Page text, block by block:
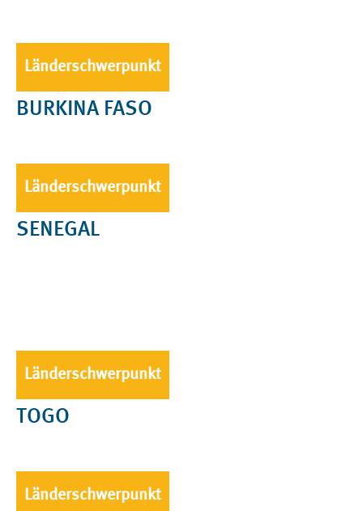
Länderschwerpunkt
BURKINA FASO
Länderschwerpunkt
SENEGAL
Länderschwerpunkt
TOGO
Länderschwerpunkt